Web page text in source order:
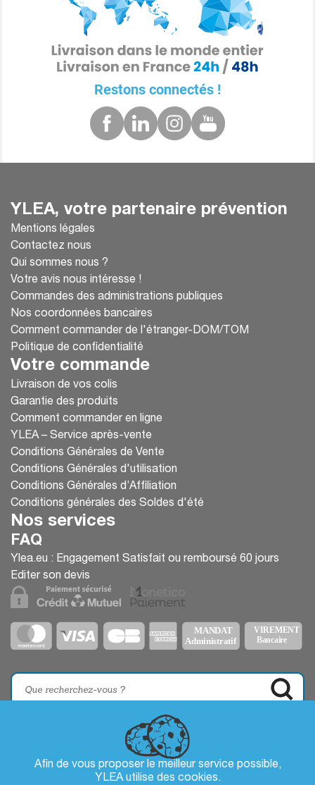
Afin de vous proposer le meilleur service possible,
YLEA utilise des cookies.
Restons connectés !
YLEA, votre partenaire prévention
Mentions légales
Contactez nous
Qui sommes nous ?
Votre avis nous intéresse !
Commandes des administrations publiques
Nos coordonnées bancaires
Comment commander de l'étranger-DOM/TOM
Politique de confidentialité
Votre commande
Livraison de vos colis
Garantie des produits
Comment commander en ligne
YLEA – Service après-vente
Conditions Générales de Vente
Conditions Générales d'utilisation
Conditions Générales d’Affiliation
Conditions générales des Soldes d'été
Nos services
FAQ
Ylea.eu : Engagement Satisfait ou remboursé 60 jours
Editer son devis